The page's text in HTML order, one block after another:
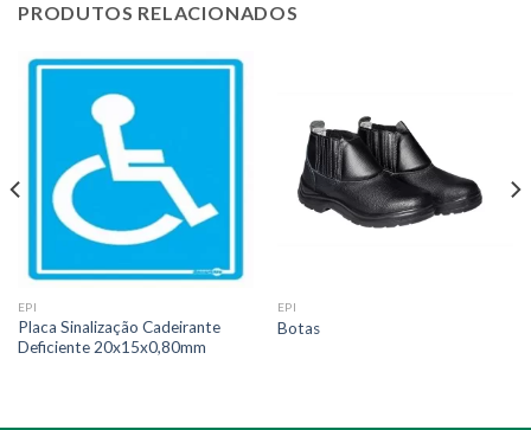
PRODUTOS RELACIONADOS
EPI
Placa Sinalização Cadeirante
Deficiente 20x15x0,80mm
EPI
Botas